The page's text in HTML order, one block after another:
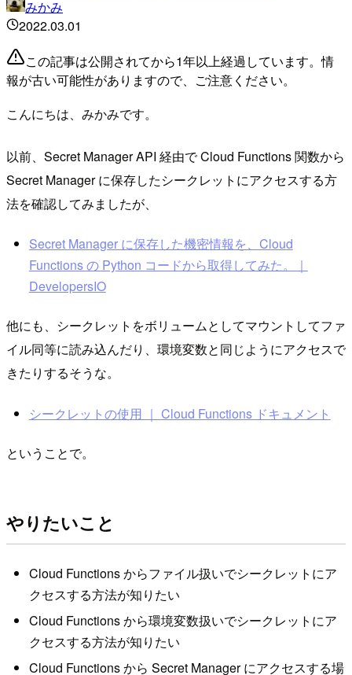
みかみ
2022.03.01
この記事は公開されてから1年以上経過しています。情
報が古い可能性がありますので、ご注意ください。
こんにちは、みかみです。
以前、Secret Manager API 経由で Cloud Functions 関数から
Secret Manager に保存したシークレットにアクセスする方
法を確認してみましたが、
Secret Manager に保存した機密情報を、Cloud
Functions の Python コードから取得してみた。｜
DevelopersIO
他にも、シークレットをボリュームとしてマウントしてファ
イル同等に読み込んだり、環境変数と同じようにアクセスで
きたりするそうな。
シークレットの使用 ｜ Cloud Functions ドキュメント
ということで。
やりたいこと
Cloud Functions からファイル扱いでシークレットにア
クセスする方法が知りたい
Cloud Functions から環境変数扱いでシークレットにア
クセスする方法が知りたい
Cloud Functions から Secret Manager にアクセスする場